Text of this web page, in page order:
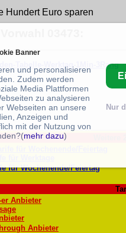
Hundert Euro sparen
03473:
Tabelle-Werktag-1Min-3Rang
für Wochenende/Feiertag
er Anbieter
Anbieter
Banner
und personalisieren
Zudem werden
Media Plattformen
zu analysieren
Webseiten an unsere
Anzeigen und
mit der Nutzung von
mehr dazu)
Nur